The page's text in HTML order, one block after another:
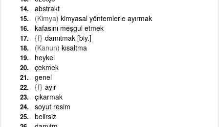
abstrakt
(Kimya) kimyasal yöntemlerle ayırmak
kafasını meşgul etmek
{f} damıtmak [biy.]
(Kanun) kısaltma
heykel
çekmek
genel
{f} ayır
çıkarmak
soyut resim
belirsiz